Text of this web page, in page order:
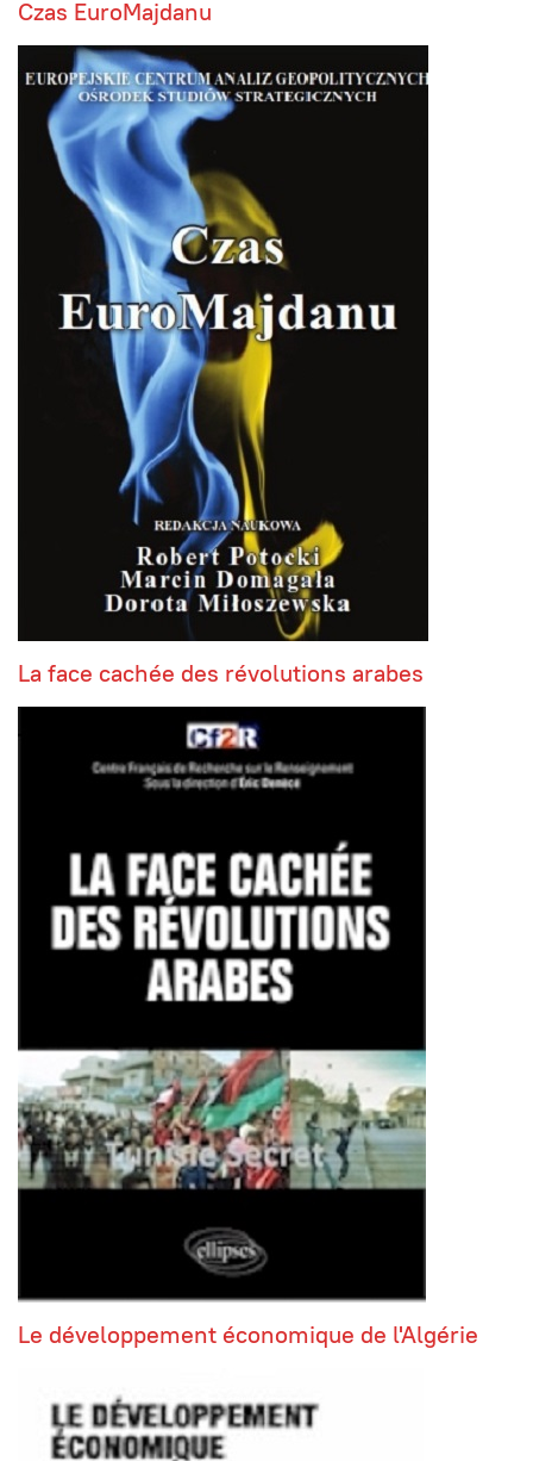
Czas EuroMajdanu
La face cachée des révolutions arabes
Le développement économique de l'Algérie